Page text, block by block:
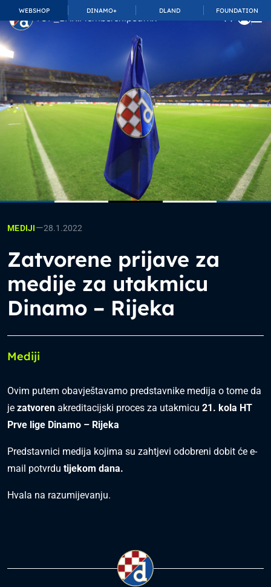
WEBSHOP DINAMO+ DLAND FOUNDATION
TOP_BAR.MembershipSuffix
MEDIJI—28.1.2022
Zatvorene prijave za
medije za utakmicu
Dinamo – Rijeka
Mediji
Ovim putem obavještavamo predstavnike medija o tome da
je zatvoren akreditacijski proces za utakmicu 21. kola HT
Prve lige Dinamo – Rijeka
Predstavnici medija kojima su zahtjevi odobreni dobit će e-
mail potvrdu tijekom dana.
Hvala na razumijevanju.